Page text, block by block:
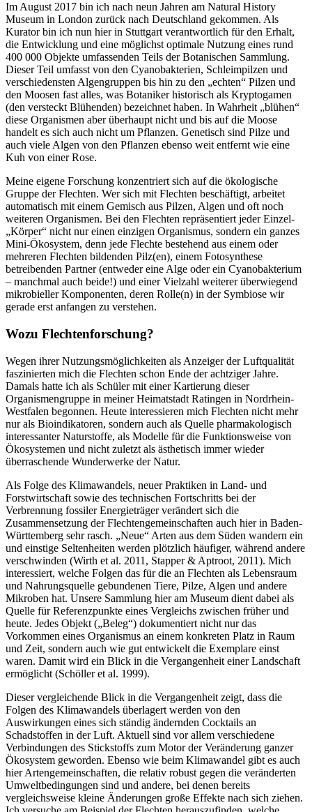
Im August 2017 bin ich nach neun Jahren am Natural History
Museum in London zurück nach Deutschland gekommen. Als
Kurator bin ich nun hier in Stuttgart verantwortlich für den Erhalt,
die Entwicklung und eine möglichst optimale Nutzung eines rund
400 000 Objekte umfassenden Teils der Botanischen Sammlung.
Dieser Teil umfasst von den Cyanobakterien, Schleimpilzen und
verschiedensten Algengruppen bis hin zu den „echten“ Pilzen und
den Moosen fast alles, was Botaniker historisch als Kryptogamen
(den versteckt Blühenden) bezeichnet haben. In Wahrheit „blühen“
diese Organismen aber überhaupt nicht und bis auf die Moose
handelt es sich auch nicht um Pflanzen. Genetisch sind Pilze und
auch viele Algen von den Pflanzen ebenso weit entfernt wie eine
Kuh von einer Rose.
Meine eigene Forschung konzentriert sich auf die ökologische
Gruppe der Flechten. Wer sich mit Flechten beschäftigt, arbeitet
automatisch mit einem Gemisch aus Pilzen, Algen und oft noch
weiteren Organismen. Bei den Flechten repräsentiert jeder Einzel-
„Körper“ nicht nur einen einzigen Organismus, sondern ein ganzes
Mini-Ökosystem, denn jede Flechte bestehend aus einem oder
mehreren Flechten bildenden Pilz(en), einem Fotosynthese
betreibenden Partner (entweder eine Alge oder ein Cyanobakterium
– manchmal auch beide!) und einer Vielzahl weiterer überwiegend
mikrobieller Komponenten, deren Rolle(n) in der Symbiose wir
gerade erst anfangen zu verstehen.
Wozu Flechtenforschung?
Wegen ihrer Nutzungsmöglichkeiten als Anzeiger der Luftqualität
faszinierten mich die Flechten schon Ende der achtziger Jahre.
Damals hatte ich als Schüler mit einer Kartierung dieser
Organismengruppe in meiner Heimatstadt Ratingen in Nordrhein-
Westfalen begonnen. Heute interessieren mich Flechten nicht mehr
nur als Bioindikatoren, sondern auch als Quelle pharmakologisch
interessanter Naturstoffe, als Modelle für die Funktionsweise von
Ökosystemen und nicht zuletzt als ästhetisch immer wieder
überraschende Wunderwerke der Natur.
Als Folge des Klimawandels, neuer Praktiken in Land- und
Forstwirtschaft sowie des technischen Fortschritts bei der
Verbrennung fossiler Energieträger verändert sich die
Zusammensetzung der Flechtengemeinschaften auch hier in Baden-
Württemberg sehr rasch. „Neue“ Arten aus dem Süden wandern ein
und einstige Seltenheiten werden plötzlich häufiger, während andere
verschwinden (Wirth et al. 2011, Stapper & Aptroot, 2011). Mich
interessiert, welche Folgen das für die an Flechten als Lebensraum
und Nahrungsquelle gebundenen Tiere, Pilze, Algen und andere
Mikroben hat. Unsere Sammlung hier am Museum dient dabei als
Quelle für Referenzpunkte eines Vergleichs zwischen früher und
heute. Jedes Objekt („Beleg“) dokumentiert nicht nur das
Vorkommen eines Organismus an einem konkreten Platz in Raum
und Zeit, sondern auch wie gut entwickelt die Exemplare einst
waren. Damit wird ein Blick in die Vergangenheit einer Landschaft
ermöglicht (Schöller et al. 1999).
Dieser vergleichende Blick in die Vergangenheit zeigt, dass die
Folgen des Klimawandels überlagert werden von den
Auswirkungen eines sich ständig ändernden Cocktails an
Schadstoffen in der Luft. Aktuell sind vor allem verschiedene
Verbindungen des Stickstoffs zum Motor der Veränderung ganzer
Ökosystem geworden. Ebenso wie beim Klimawandel gibt es auch
hier Artengemeinschaften, die relativ robust gegen die veränderten
Umweltbedingungen sind und andere, bei denen bereits
vergleichsweise kleine Änderungen große Effekte nach sich ziehen.